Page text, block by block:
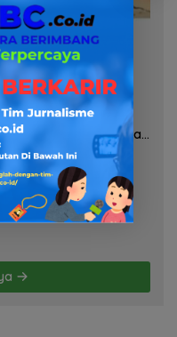
Timah di Pos AL
Dalami
Dan Transparansi
Dipertanyakan, Upaya
UID S2JB Terkesan
Pertanian Brebes
Dorong